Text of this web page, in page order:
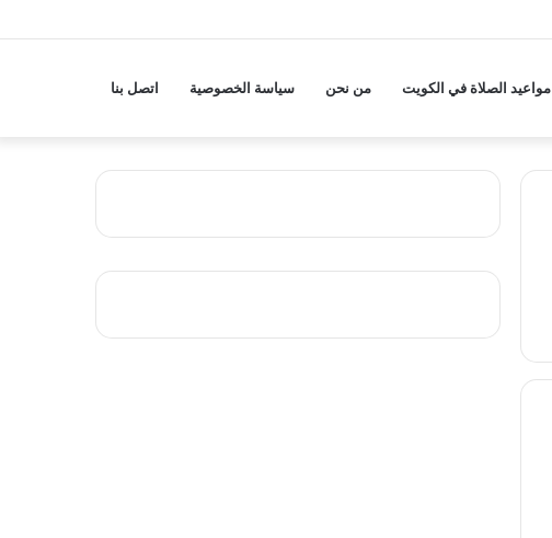
مواعيد الصلاة في الكويت من نحن سياسة الخصوصية اتصل بنا